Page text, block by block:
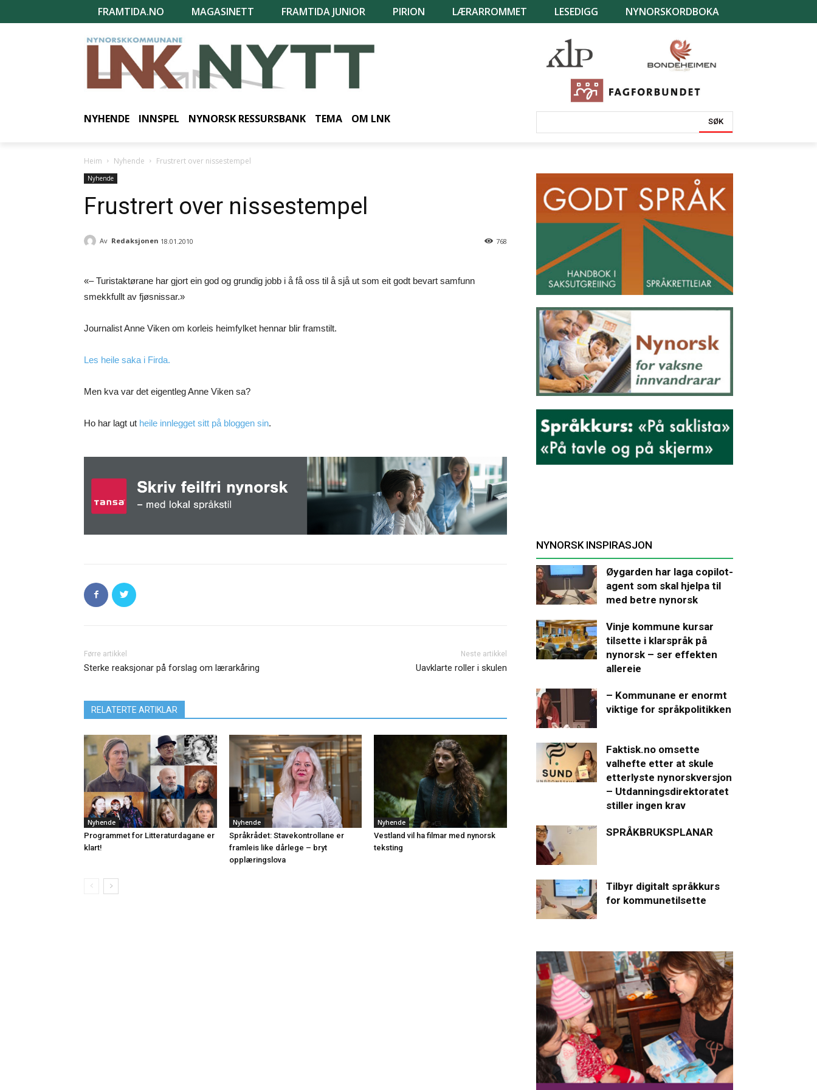
FRAMTIDA.NO MAGASINETT FRAMTIDA JUNIOR PIRION LÆRARROMMET LESEDIGG NYNORSKORDBOKA
NYHENDE INNSPEL NYNORSK RESSURSBANK TEMA OM LNK SØK
Heim Nyhende Frustrert over nissestempel
Nyhende
Frustrert over nissestempel
Av Redaksjonen 18.01.2010 768
«– Turistaktørane har gjort ein god og grundig jobb i å få oss til å sjå ut som eit godt bevart samfunn
smekkfullt av fjøsnissar.»
Journalist Anne Viken om korleis heimfylket hennar blir framstilt.
Les heile saka i Firda.
Men kva var det eigentleg Anne Viken sa?
Ho har lagt ut heile innlegget sitt på bloggen sin.
Førre artikkel
Sterke reaksjonar på forslag om lærarkåring
Neste artikkel
Uavklarte roller i skulen
RELATERTE ARTIKLAR
Nyhende
Programmet for Litteraturdagane er
klart!
Nyhende
Språkrådet: Stavekontrollane er
framleis like dårlege – bryt
opplæringslova
Nyhende
Vestland vil ha filmar med nynorsk
teksting
NYNORSK INSPIRASJON
Øygarden har laga copilot-
agent som skal hjelpa til
med betre nynorsk
Vinje kommune kursar
tilsette i klarspråk på
nynorsk – ser effekten
allereie
– Kommunane er enormt
viktige for språkpolitikken
Faktisk.no omsette
valhefte etter at skule
etterlyste nynorskversjon
– Utdanningsdirektoratet
stiller ingen krav
SPRÅKBRUKSPLANAR
Tilbyr digitalt språkkurs
for kommunetilsette